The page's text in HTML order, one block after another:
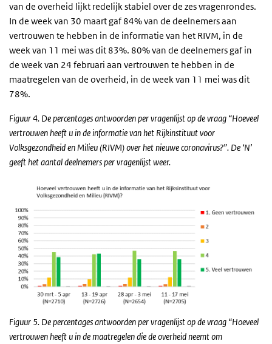
van de overheid lijkt redelijk stabiel over de zes vragenrondes.
In de week van 30 maart gaf 84% van de deelnemers aan
vertrouwen te hebben in de informatie van het RIVM, in de
week van 11 mei was dit 83%. 80% van de deelnemers gaf in
de week van 24 februari aan vertrouwen te hebben in de
maatregelen van de overheid, in de week van 11 mei was dit
78%.
Figuur 4. De percentages antwoorden per vragenlijst op de vraag “Hoeveel
vertrouwen heeft u in de informatie van het Rijkinstituut voor
Volksgezondheid en Milieu (RIVM) over het nieuwe coronavirus?”. De ‘N’
geeft het aantal deelnemers per vragenlijst weer.
Figuur 5. De percentages antwoorden per vragenlijst op de vraag “Hoeveel
vertrouwen heeft u in de maatregelen die de overheid neemt om